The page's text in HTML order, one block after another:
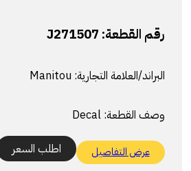
رقم القطعة: J271507
البراند/العلامة التجارية:
وصف القطعة: Decal
عرض التفاصيل اطلب السعر